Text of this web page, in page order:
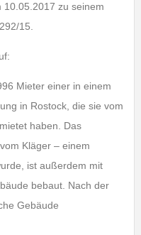
10.05.2017 zu seinem
15.
Mieter einer in einem
in Rostock, die sie vom
haben. Das
Kläger – einem
ist außerdem mit
bebaut. Nach der
Gebäude